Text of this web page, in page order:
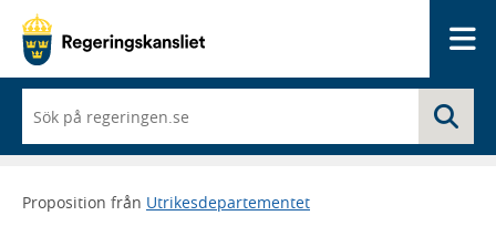
du
börjar
skriva
framträder
Proposition från Utrikesdepartementet